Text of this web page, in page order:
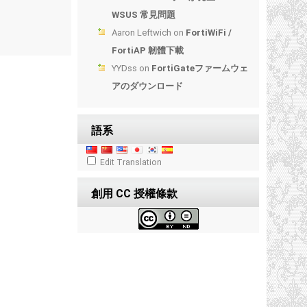
WSUS 常見問題
Aaron Leftwich on FortiWiFi /
FortiAP 韌體下載
YYDss on FortiGateファームウェ
アのダウンロード
語系
Edit Translation
創用 CC 授權條款